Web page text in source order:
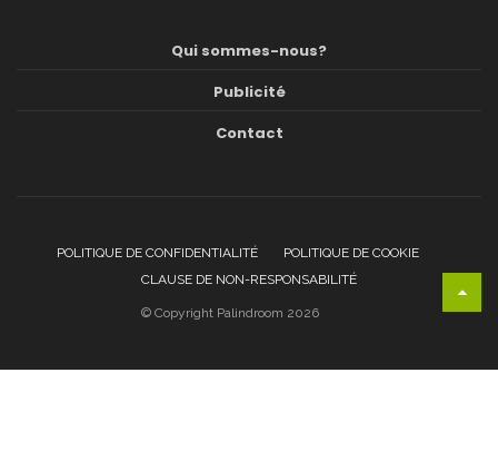
Qui sommes-nous?
Publicité
Contact
POLITIQUE DE CONFIDENTIALITÉ
POLITIQUE DE COOKIE
CLAUSE DE NON-RESPONSABILITÉ
© Copyright Palindroom 2026